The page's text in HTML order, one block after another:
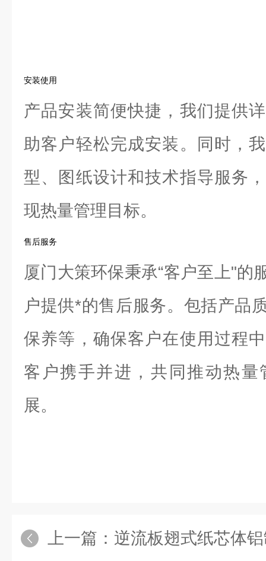
安装使用
产品安装简便快捷，我们提供
助客户轻松完成安装。同时，
型、图纸设计和技术指导服务
现热量管理目标。
售后服务
厦门大策环保秉承“客户至上"的
户提供*的售后服务。包括产品
保养等，确保客户在使用过程
客户携手并进，共同推动热
展。
上一篇： 逆流板翅式纸芯体